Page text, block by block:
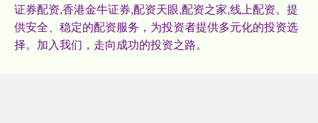
证券配资,香港金牛证券,配资天眼,配资之家,线上配资。提
供安全、稳定的配资服务，为投资者提供多元化的投资选
择。加入我们，走向成功的投资之路。
沪深300 4694.44 +43.13 +0.93%